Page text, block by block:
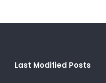
Last Modified Posts